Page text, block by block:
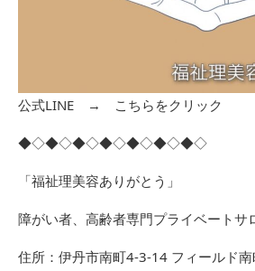
公式LINE → こちらをクリック
◆◇◆◇◆◇◆◇◆◇◆◇◆◇
「福祉理美容ありがとう」
障がい者、高齢者専門プライベートサ
住所：伊丹市南町4-3-14 フィールド